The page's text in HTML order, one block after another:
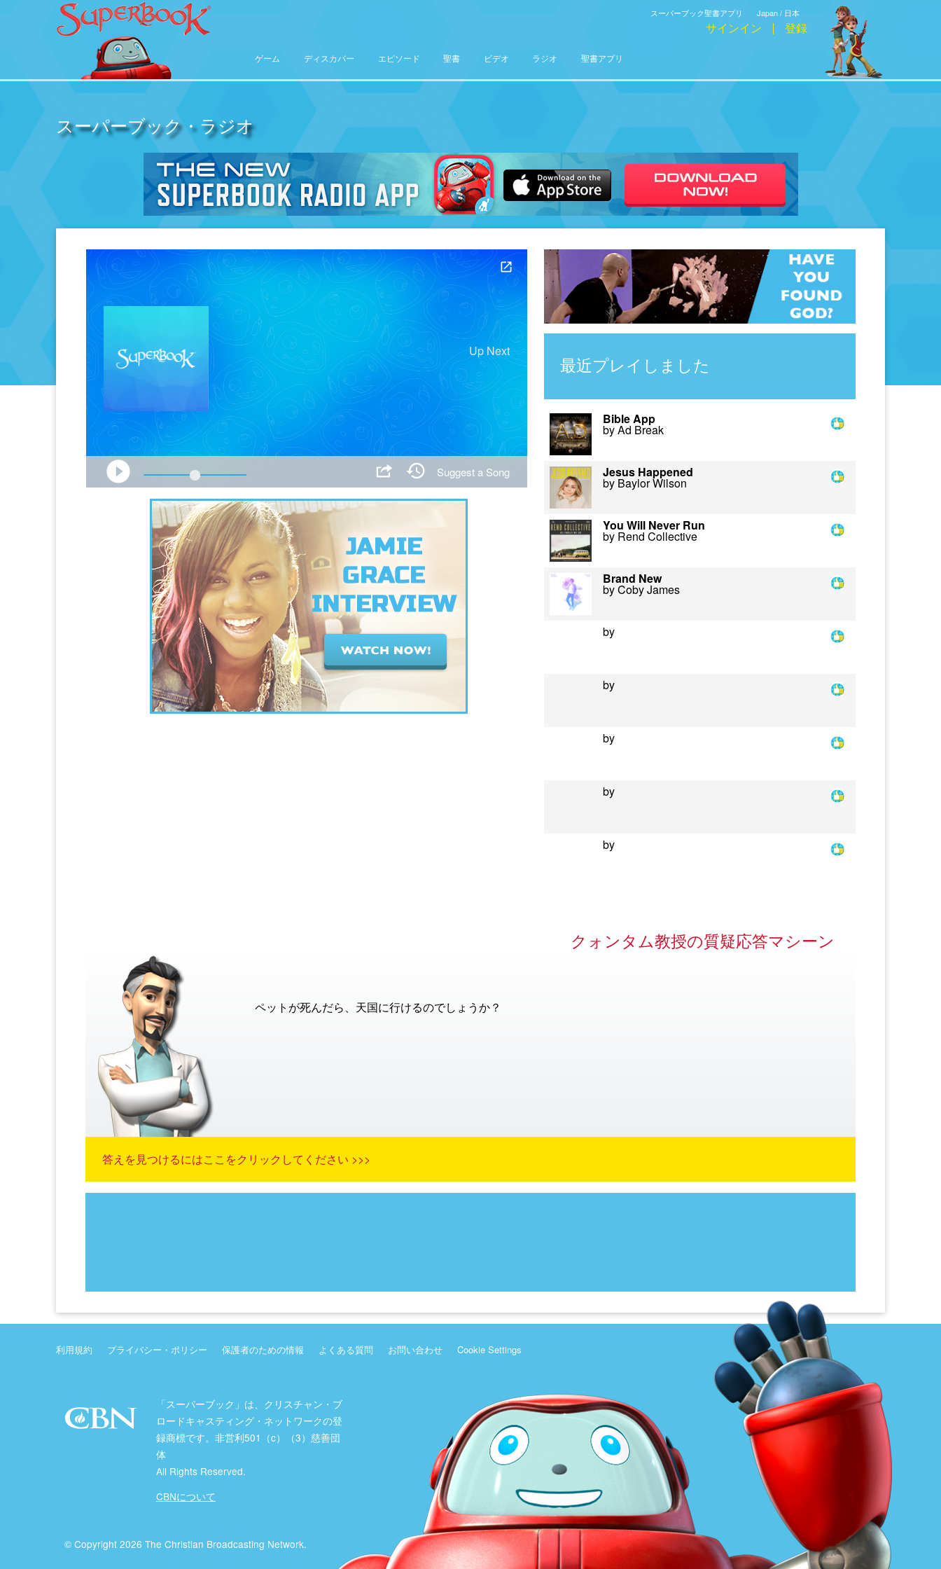
Japan / 日本
スーパーブック聖書アプリ
サインイン 登録
ゲーム ディスカバー エピソード 聖書 ビデオ ラジオ 聖書アプリ
スーパーブック・ラジオ
Up Next
Suggest a Song
最近プレイしました
Bible App
by Ad Break
Jesus Happened
by Baylor Wilson
You Will Never Run
by Rend Collective
Brand New
by Coby James
by
by
by
by
by
クォンタム教授の質疑応答マシーン
ペットが死んだら、天国に行けるのでしょうか？
答えを見つけるにはここをクリックしてください >>>
利用規約 プライバシー・ポリシー 保護者のための情報 よくある質問 お問い合わせ Cookie Settings
「スーパーブック」は、クリスチャン・ブ
ロードキャスティング・ネットワークの登
録商標です。非営利501（c）（3）慈善団
体
All Rights Reserved.
CBNについて
© Copyright 2026 The Christian Broadcasting Network.